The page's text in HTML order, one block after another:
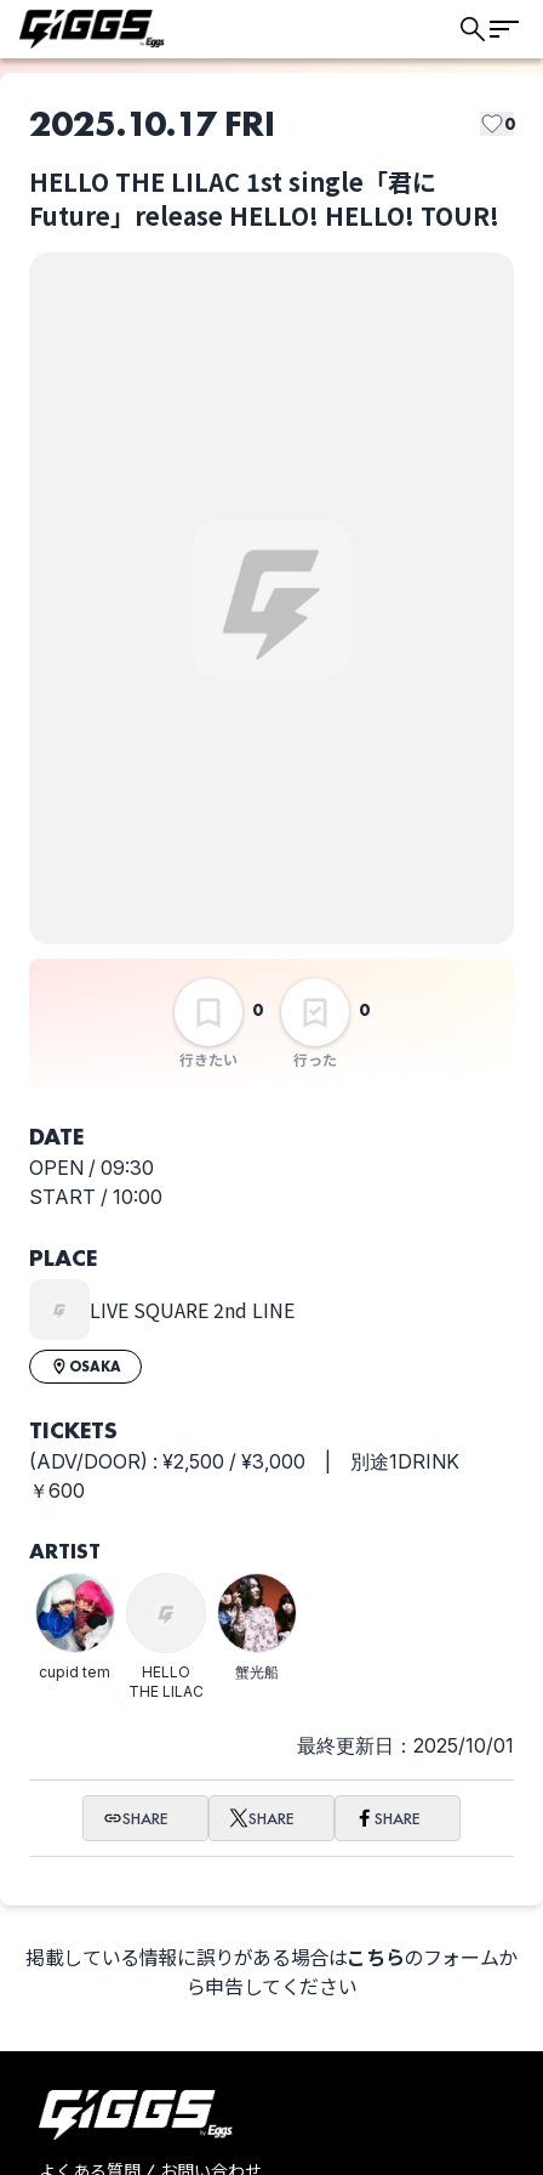
2025.10.17 FRI 0
HELLO THE LILAC 1st single「君に
Future」release HELLO! HELLO! TOUR!
行きたい
0
行った
0
DATE
OPEN / 09:30
START / 10:00
PLACE
LIVE SQUARE 2nd LINE
OSAKA
TICKETS
(ADV/DOOR) : ¥2,500 / ¥3,000 | 別途1DRINK
￥600
ARTIST
cupid tem
HELLO
THE LILAC
蟹光船
最終更新日：2025/10/01
SHARE SHARE SHARE
掲載している情報に誤りがある場合はこちらのフォームか
ら申告してください
このライブの取り置きは終了しました